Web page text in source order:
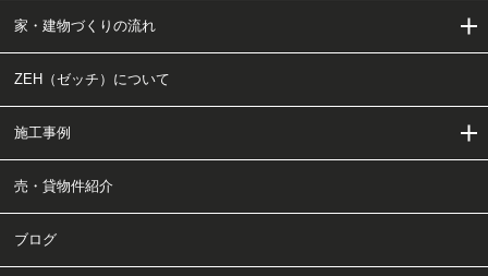
田中建設について
当社の家・建物づくり
会社概要・アクセス
家・建物づくりの流れ
家・建物づくりの流れ
工事チャート
ご依頼〜施工の流れ
ZEH（ゼッチ）について
施工事例
施工事例
クリニック・医療施設・福祉施設
売・貸物件紹介
ブログ